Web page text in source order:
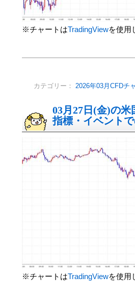
※チャートはTradingViewを使用
カテゴリー： 2026年03月CFDチ
03月27日(金)の
指標・イベント
※チャートはTradingViewを使用